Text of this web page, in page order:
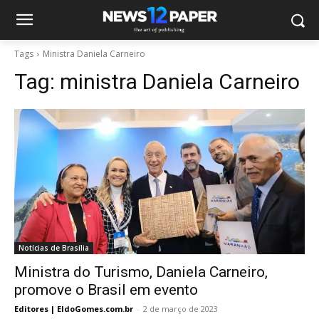
Tags Ministra Daniela Carneiro
Tag: ministra Daniela Carneiro
Notícias de Brasília
Ministra do Turismo, Daniela Carneiro,
promove o Brasil em evento
Editores | EldoGomes.com.br - 2 de março de 2023